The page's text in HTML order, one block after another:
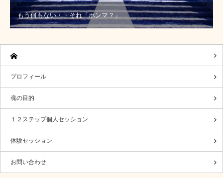
もう何もない・・それ「ホンマ？」
プロフィール
魂の目的
１２ステップ個人セッション
体験セッション
お問い合わせ